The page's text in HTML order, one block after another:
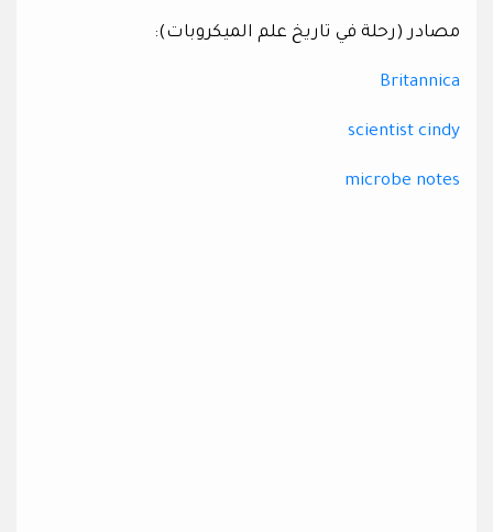
مصادر (رحلة في تاريخ علم الميكروبات):
Britannica
scientist cindy
microbe notes